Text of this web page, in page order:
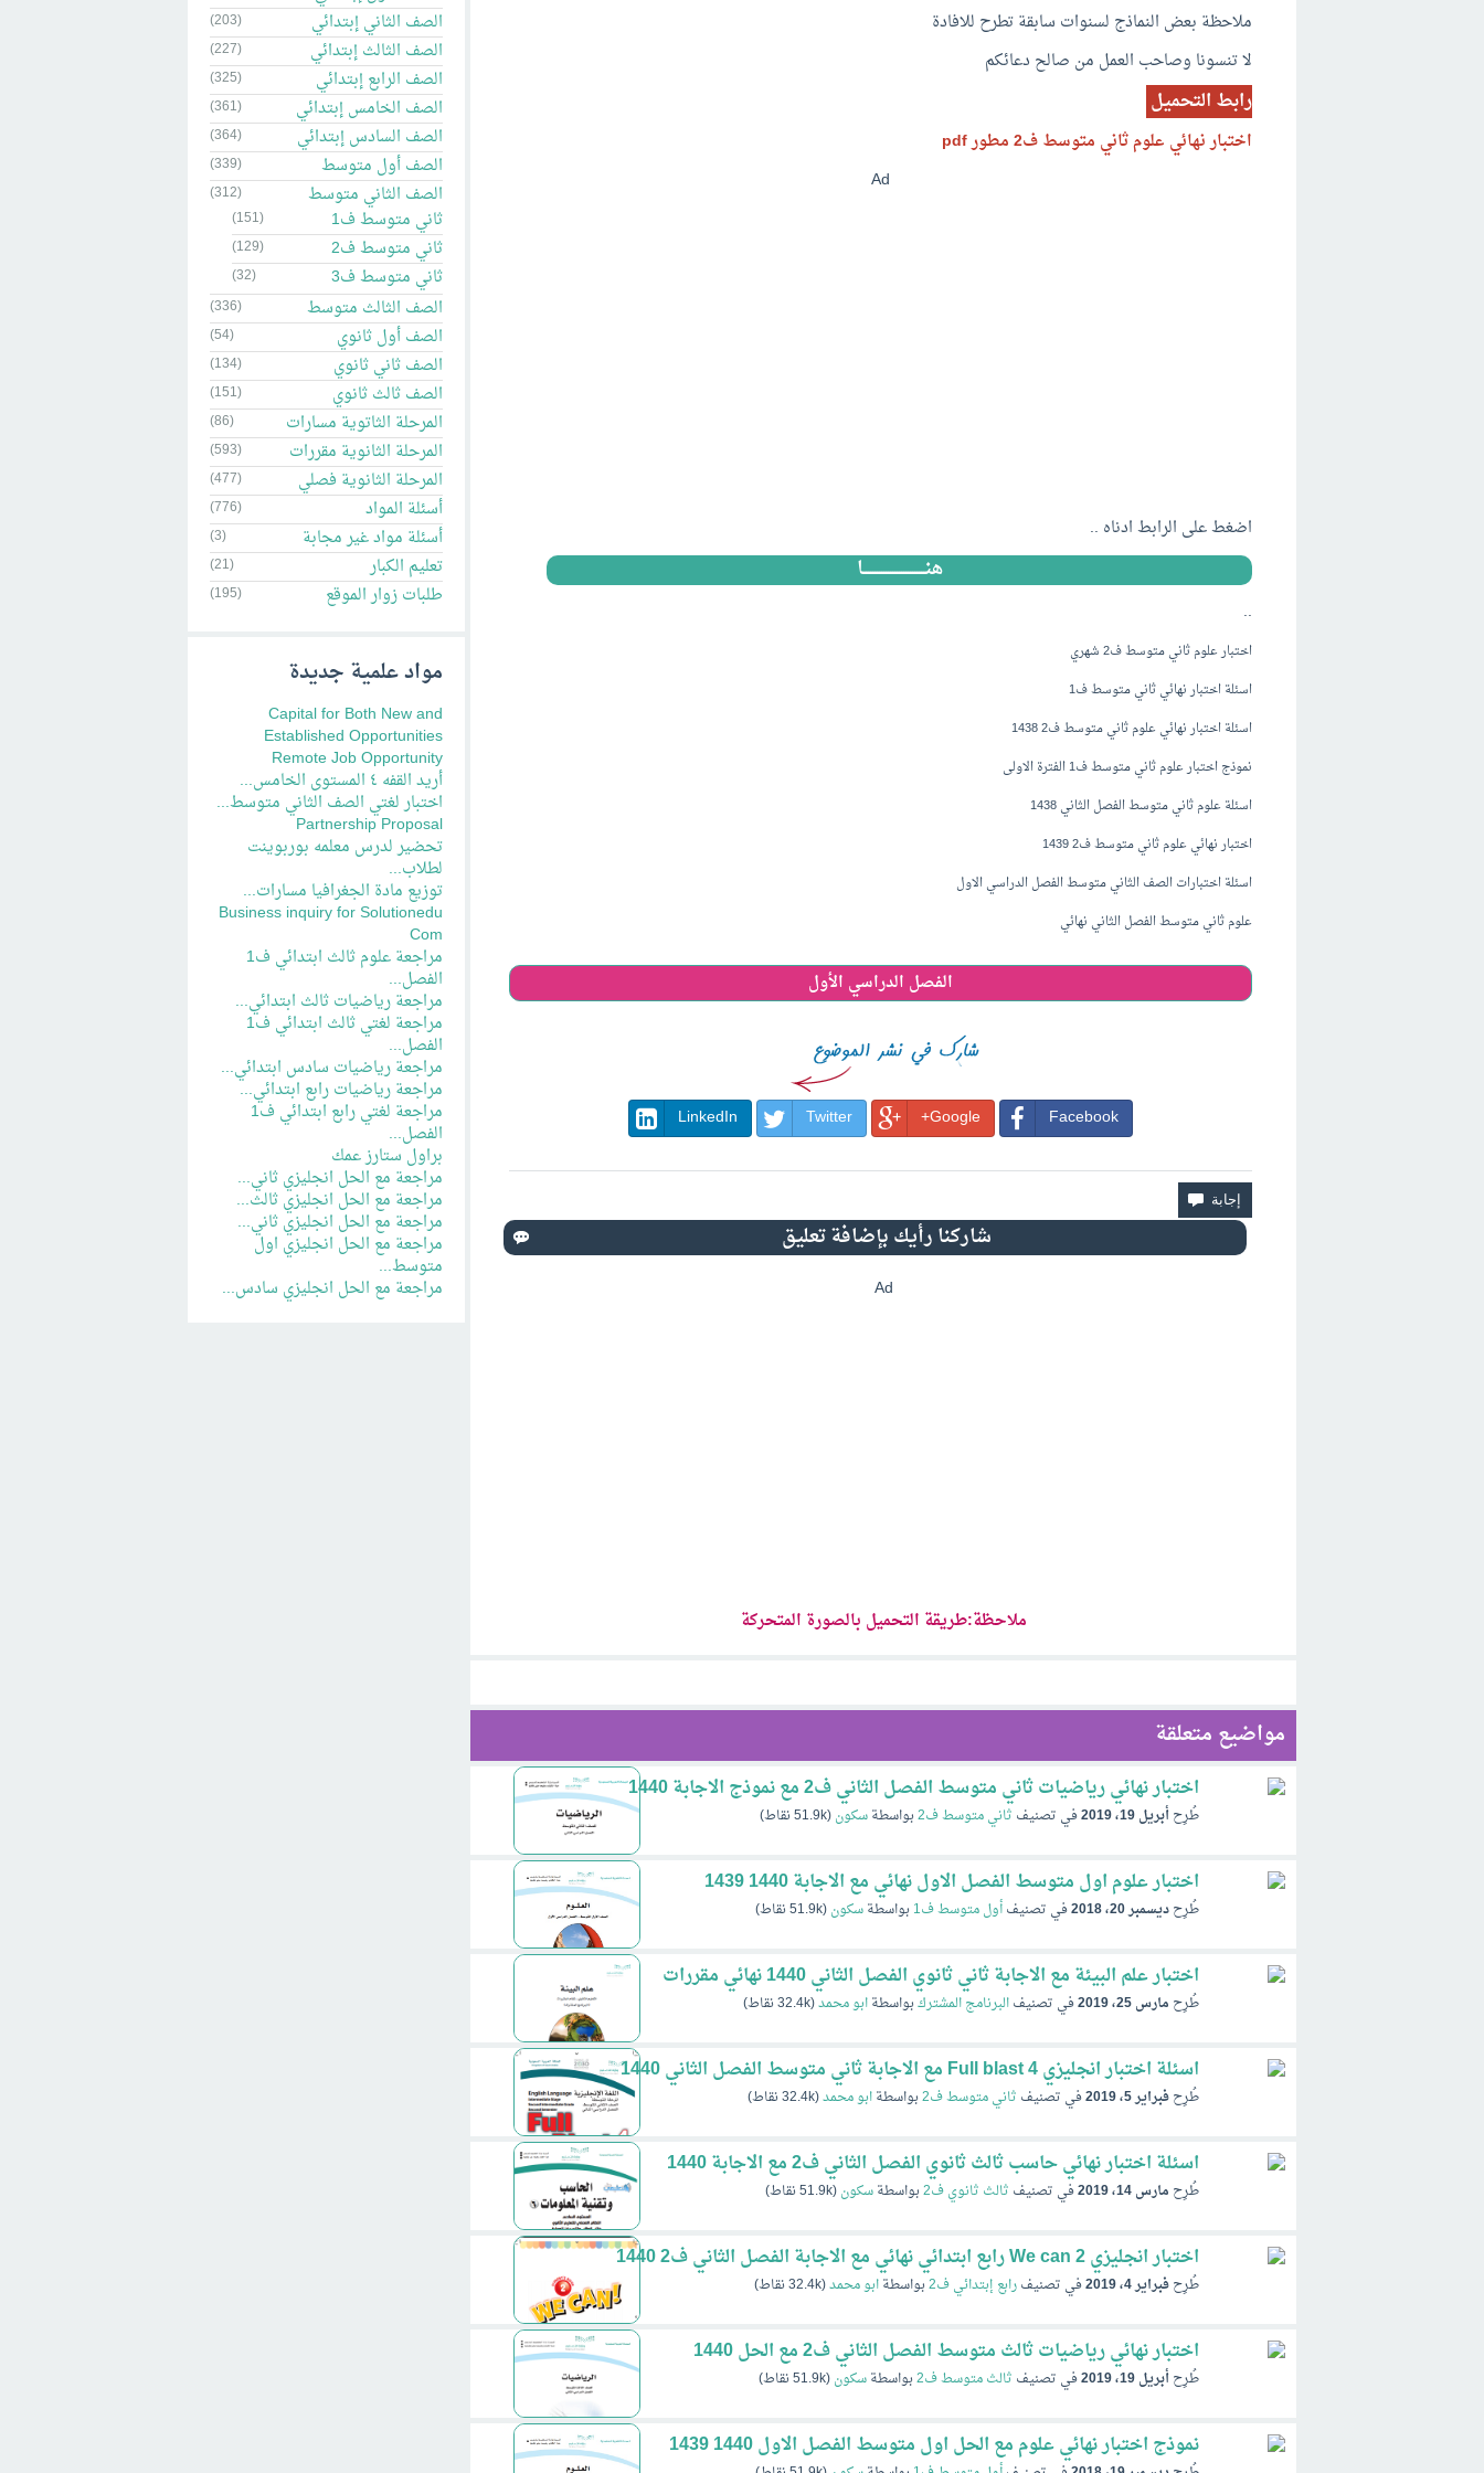
ملاحظة بعض النماذج لسنوات سابقة تطرح للافادة
لا تنسونا وصاحب العمل من صالح دعائكم
رابط التحميل
اختبار نهائي علوم ثاني متوسط ف2 مطور pdf
Ad
اضغط على الرابط ادناه ..
هنــــــــــــــــــــــــــــا
..
اختبار علوم ثاني متوسط ف2 شهري
اسئلة اختبار نهائي ثاني متوسط ف1
اسئلة اختبار نهائي علوم ثاني متوسط ف2 1438
نموذج اختبار علوم ثاني متوسط ف1 الفترة الاولى
اسئلة علوم ثاني متوسط الفصل الثاني 1438
اختبار نهائي علوم ثاني متوسط ف2 1439
اسئلة اختبارات الصف الثاني متوسط الفصل الدراسي الاول
علوم ثاني متوسط الفصل الثاني نهائي
الفصل الدراسي الأول
Facebook
Google+
Twitter
LinkedIn
Ad
ملاحظة:طريقة التحميل بالصورة المتحركة
مواضيع متعلقة
اختبار نهائي رياضيات ثاني متوسط الفصل الثاني ف2 مع نموذج الاجابة 1440
طُرِحأبريل 19، 2019 في تصنيف ثاني متوسط ف2 بواسطةسكون(
51.9kنقاط)
اختبار علوم اول متوسط الفصل الاول نهائي مع الاجابة 1440 1439
طُرِحديسمبر 20، 2018 في تصنيفأول متوسط ف1 بواسطةسكون(
51.9kنقاط)
اختبار علم البيئة مع الاجابة ثاني ثانوي الفصل الثاني 1440 نهائي مقررات
طُرِح مارس 25، 2019 في تصنيفالبرنامج المشتركبواسطةابو محمد(
32.4kنقاط)
اسئلة اختبار انجليزي Full blast 4 مع الاجابة ثاني متوسط الفصل الثاني 1440
طُرِحفبراير 5، 2019 في تصنيف ثاني متوسط ف2 بواسطةابو محمد(
32.4kنقاط)
اسئلة اختبار نهائي حاسب ثالث ثانوي الفصل الثاني ف2 مع الاجابة 1440
طُرِح مارس 14، 2019 في تصنيف ثالث ثانوي ف2 بواسطةسكون(
51.9kنقاط)
اختبار انجليزي We can 2 رابع ابتدائي نهائي مع الاجابة الفصل الثاني ف2 1440
طُرِحفبراير 4، 2019 في تصنيفرابع إبتدائي ف2 بواسطةابو محمد(
32.4kنقاط)
اختبار نهائي رياضيات ثالث متوسط الفصل الثاني ف2 مع الحل 1440
طُرِحأبريل 19، 2019 في تصنيف ثالث متوسط ف2 بواسطةسكون(
51.9kنقاط)
نموذج اختبار نهائي علوم مع الحل اول متوسط الفصل الاول 1440 1439
الصف الثاني إبتدائي (203)
الصف الثالث إبتدائي (227)
الصف الرابع إبتدائي (325)
الصف الخامس إبتدائي (361)
الصف السادس إبتدائي (364)
الصف أول متوسط (339)
الصف الثاني متوسط (312)
ثاني متوسط ف1 (151)
ثاني متوسط ف2 (129)
ثاني متوسط ف3 (32)
الصف الثالث متوسط (336)
الصف أول ثانوي (54)
الصف ثاني ثانوي (134)
الصف ثالث ثانوي (151)
المرحلة الثاتوية مسارات (86)
المرحلة الثانوية مقررات (593)
المرحلة الثانوية فصلي (477)
أسئلة المواد (776)
أسئلة مواد غير مجابة (3)
تعليم الكبار (21)
طلبات زوار الموقع (195)
مواد علمية جديدة
Capital for Both New and
Established Opportunities
Remote Job Opportunity
أريد القفه ٤ المستوى الخامس...
اختبار لغتي الصف الثاني متوسط...
Partnership Proposal
تحضير لدرس معلمه بوربوينت
لطلاب...
توزيع مادة الجغرافيا مسارات...
Business inquiry for Solutionedu
Com
مراجعة علوم ثالث ابتدائي ف1
الفصل...
مراجعة رياضيات ثالث ابتدائي...
مراجعة لغتي ثالث ابتدائي ف1
الفصل...
مراجعة رياضيات سادس ابتدائي...
مراجعة رياضيات رابع ابتدائي...
مراجعة لغتي رابع ابتدائي ف1
الفصل...
براول ستارز عمك
مراجعة مع الحل انجليزي ثاني...
مراجعة مع الحل انجليزي ثالث...
مراجعة مع الحل انجليزي ثاني...
مراجعة مع الحل انجليزي اول
متوسط...
مراجعة مع الحل انجليزي سادس...